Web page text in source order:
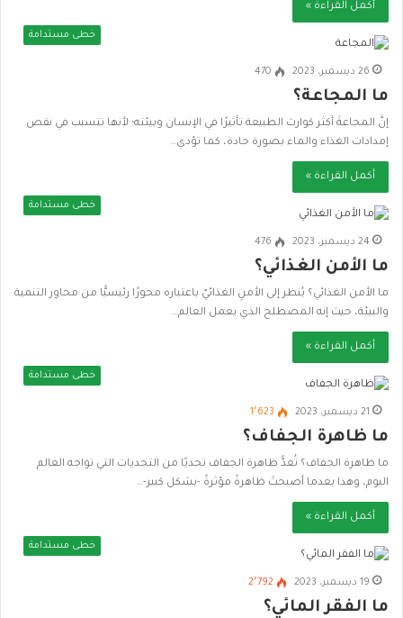
أكمل القراءة »
خطى مستدامة
26 ديسمبر، 2023 470
ما المجاعة؟
إنَّ المجاعةَ أكثر كوارث الطبيعة تأثيرًا في الإنسان وبيئته؛ لأنها تتسبب في نقص
إمدادات الغذاء والماء بصورة حادة، كما تؤدي…
أكمل القراءة »
خطى مستدامة
24 ديسمبر، 2023 476
ما الأمن الغذائي؟
ما الأمن الغذائي؟ يُنظر إلى الأمنِ الغذائيّ باعتباره محورًا رئيسيًّا من محاور التنمية
والبيئة، حيث إنه المصطلح الذي يعمل العالم…
أكمل القراءة »
خطى مستدامة
21 ديسمبر، 2023 1٬623
ما ظاهرة الجفاف؟
ما ظاهرة الجفاف؟ تُعدُّ ظاهرة الجفاف تحديًا من التحديات التي تواجه العالم
اليوم، وهذا بعدما أصبحتْ ظاهرةً مؤثرةً -بشكل كبير-…
أكمل القراءة »
خطى مستدامة
19 ديسمبر، 2023 2٬792
ما الفقر المائي؟